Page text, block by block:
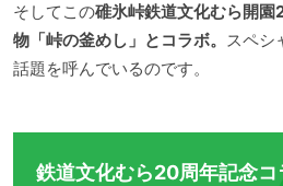
そしてこの碓氷峠鉄道文化むら開
物「峠の釜めし」とコラボ。 スペシ
話題を呼んでいるのです。
鉄道文化むら20周年記念